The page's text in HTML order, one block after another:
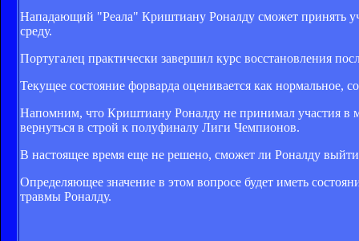
Нападающий "Реала" Криштиану Роналду сможет принять
среду.
Португалец практически завершил курс восстановления
Текущее состояние форварда оценивается как нормальное,
Напомним, что Криштиану Роналду не принимал участия в
вернуться в строй к полуфиналу Лиги Чемпионов.
В настоящее время еще не решено, сможет ли Роналду
Определяющее значение в этом вопросе будет иметь
травмы Роналду.